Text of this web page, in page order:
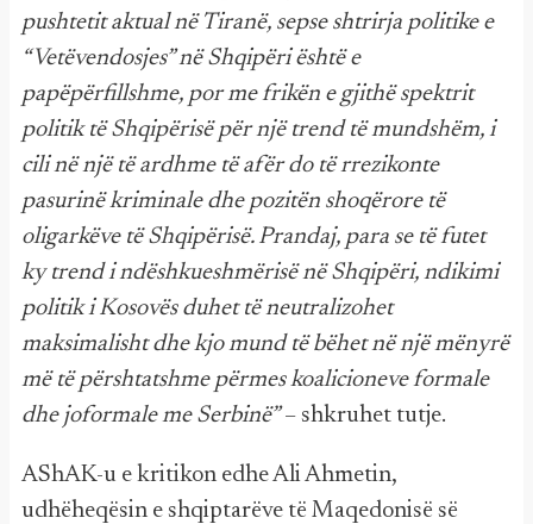
pushtetit aktual në Tiranë, sepse shtrirja politike e
“Vetëvendosjes” në Shqipëri është e
papëpërfillshme, por me frikën e gjithë spektrit
politik të Shqipërisë për një trend të mundshëm, i
cili në një të ardhme të afër do të rrezikonte
pasurinë kriminale dhe pozitën shoqërore të
oligarkëve të Shqipërisë. Prandaj, para se të futet
ky trend i ndëshkueshmërisë në Shqipëri, ndikimi
politik i Kosovës duhet të neutralizohet
maksimalisht dhe kjo mund të bëhet në një mënyrë
më të përshtatshme përmes koalicioneve formale
dhe joformale me Serbinë”– shkruhet tutje.
AShAK-u e kritikon edhe Ali Ahmetin,
udhëheqësin e shqiptarëve të Maqedonisë së